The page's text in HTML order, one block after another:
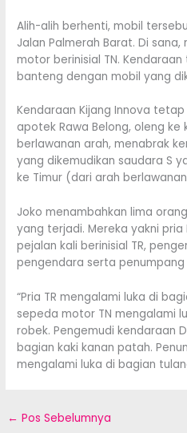
Alih-alih berhenti, mobil
Jalan Palmerah Barat. Di
motor berinisial TN.
banteng dengan mobil yang
Kendaraan Kijang Innova
apotek Rawa Belong, oleng ke
berlawanan arah, menabrak
yang dikemudikan saudara S
ke Timur (dari arah
Joko menambahkan lima
yang terjadi. Mereka yakni pria
pejalan kali berinisial TR,
pengendara serta penumpang
“Pria TR mengalami luka di
sepeda motor TN mengalami
robek. Pengemudi kendaraan
bagian kaki kanan patah.
mengalami luka di bagian
← Pos Sebelumnya